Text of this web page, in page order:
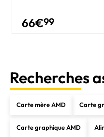
66€99
Recherches
Carte mère AMD Carte
Carte graphique AMD